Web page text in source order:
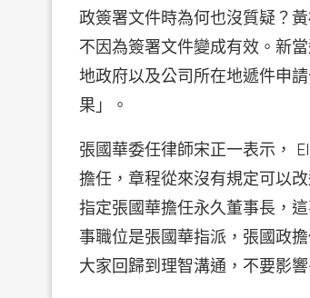
政簽署文件時為何也沒質疑？
不因為簽署文件變成有效。新
地政府以及公司所在地遞件申
果」。
張國華委任律師宋正一表示，
擔任，章程從來沒有規定可以
指定張國華擔任永久董事長，
事職位是張國華指派，張國政
大家回歸到理智溝通，不要影